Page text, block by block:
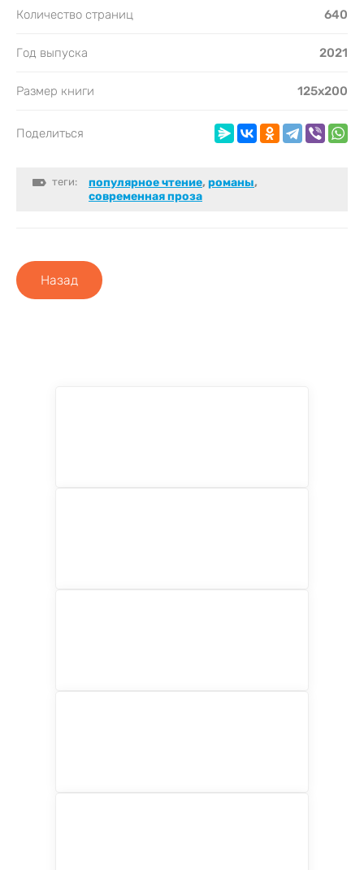
Количество страниц 640
Год выпуска 2021
Размер книги 125х200
Поделиться
теги: популярное чтение, романы,
современная проза
Назад